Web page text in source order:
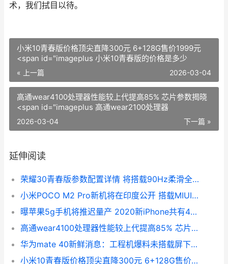
术，我们拭目以待。
小米10青春版价格顶尖直降300元 6+128G售价1999元
<span id="imageplus 小米10青春版的价格是多少
« 上一篇 2026-03-04
高通wear4100处理器性能较上代提高85% 芯片参数揭晓
<span id="imageplus 高通wear2100处理器
下一篇 »
2026-03-04
延伸阅读
荣耀30青春版参数配置详情 将搭载90Hz柔滑全速屏<span id="imageplus 荣耀30青春版参数配置
小米POCO M2 Pro新机将在印度公开 搭载MIUI11系统<span id="imageplus 小米2pro怎么样
曝苹果5g手机将推迟量产 2020新iPhone共有4款<span id="imageplus 苹果5g了吗
高通wear4100处理器性能较上代提高85% 芯片参数揭晓<span id="imageplus 高通wear2100处理器
华为mate 40新鲜消息：工程机爆料未搭载屏下摄像头<span id="imageplus 华为mate 40开箱评测
小米10青春版价格顶尖直降300元 6+128G售价1999元<span id="imageplus 小米10青春版的价格是多少